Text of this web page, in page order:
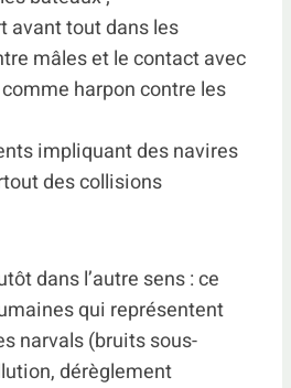
avant tout dans les
mâles et le contact avec
harpon contre les
impliquant des navires
des collisions
dans l’autre sens : ce
qui représentent
narvals (bruits sous-
dérèglement